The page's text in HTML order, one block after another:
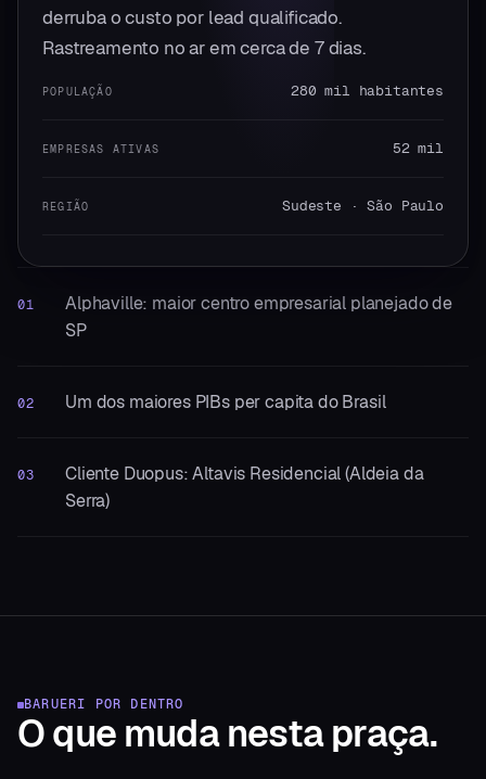
derruba o custo por lead qualificado.
Rastreamento no ar em cerca de 7 dias.
POPULAÇÃO 280 mil habitantes
EMPRESAS ATIVAS 52 mil
REGIÃO Sudeste · São Paulo
01
Alphaville: maior centro empresarial planejado de
SP
02 Um dos maiores PIBs per capita do Brasil
03
Cliente Duopus: Altavis Residencial (Aldeia da
Serra)
BARUERI POR DENTRO
O que mudanesta praça.